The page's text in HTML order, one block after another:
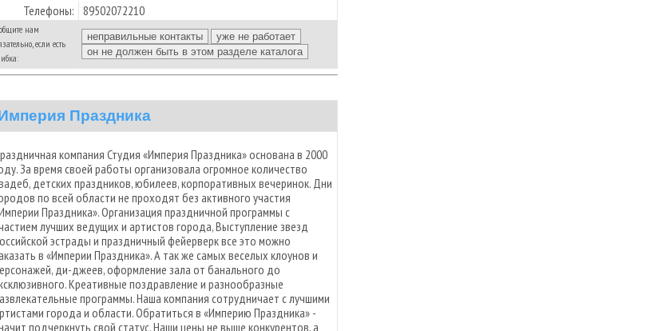
Телефоны: 89502072210
нам
если есть
Праздника
компания Студия «Империя Праздника» основана в 2000
За время своей работы организовала огромное количество
детских праздников, юбилеев, корпоративных вечеринок. Дни
по всей области не проходят без активного участия
Праздника». Организация праздничной программы с
лучших ведущих и артистов города, Выступление звезд
эстрады и праздничный фейерверк все это можно
в «Империи Праздника». А так же самых веселых клоунов и
ди-джеев, оформление зала от банального до
Креативные поздравление и разнообразные
программы. Наша компания сотрудничает с лучшими
города и области. Обратиться в «Империю Праздника» -
подчеркнуть свой статус. Наши цены не выше конкурентов, а